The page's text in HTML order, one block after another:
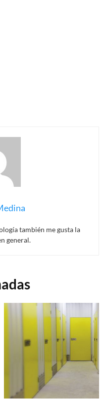
también me gusta la
general.